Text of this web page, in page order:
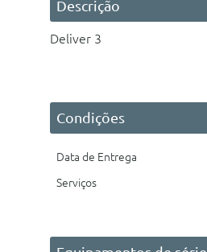
Descrição
Deliver 3
Condições
Data de Entrega
Serviços